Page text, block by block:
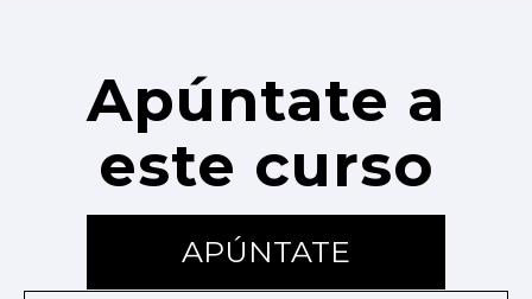
Apúntate a
este curso
APÚNTATE